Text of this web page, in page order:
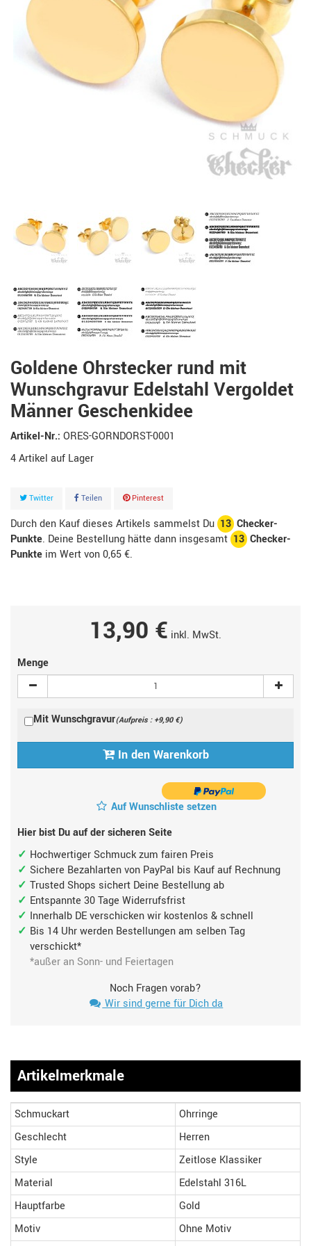
Goldene Ohrstecker rund mit
Wunschgravur Edelstahl Vergoldet
Männer Geschenkidee
Artikel-Nr.: ORES-GORNDORST-0001
4Artikel
Twitter Teilen Pinterest
Durch den Kauf dieses Artikels sammelst Du 13 Checker-
Punkte. Deine Bestellung hätte dann insgesamt 13 Checker-
Punkte im Wert von0,65 €.
13,90 € inkl. MwSt.
Menge
Mit Wunschgravur(Aufpreis : +9,90 €)
In den Warenkorb
Auf Wunschliste setzen
Hier bist Du auf der sicheren Seite
Hochwertiger Schmuck zum fairen Preis
Sichere Bezahlarten von PayPal bis Kauf auf Rechnung
Trusted Shops sichert Deine Bestellung ab
Entspannte 30 Tage Widerrufsfrist
Innerhalb DE verschicken wir kostenlos & schnell
Bis 14 Uhr werden Bestellungen am selben Tag
verschickt*
*außer an Sonn- und Feiertagen
Noch Fragen vorab?
Wir sind gerne für Dich da
Artikelmerkmale
Schmuckart
Ohrringe
Geschlecht
Herren
Style
Zeitlose Klassiker
Material
Edelstahl 316L
Hauptfarbe
Gold
Motiv
Ohne Motiv